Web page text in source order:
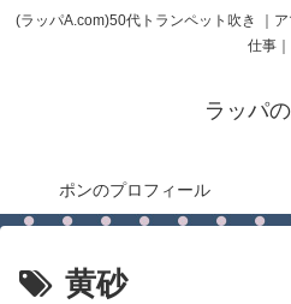
(ラッパA.com)50代トランペット吹き ｜
仕事｜
ラッパ
ポンのプロフィール
黄砂